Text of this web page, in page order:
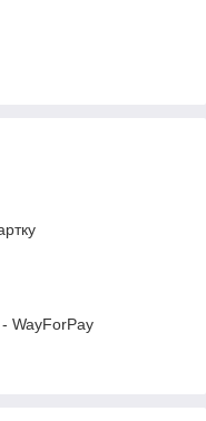
WayForPay